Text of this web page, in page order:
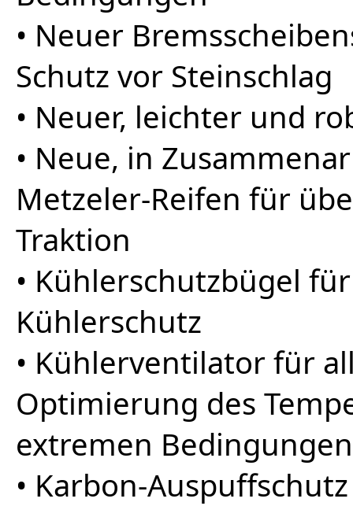
• Neuer
Schutz vor Steinschlag
• Neuer, leichter und
• Neue, in
Metzeler-Reifen für
Traktion
• Kühlerschutzbügel
Kühlerschutz
• Kühlerventilator für
Optimierung des
extremen Bedingungen
• Karbon-